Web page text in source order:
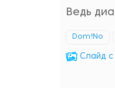
Ведь
Dom!No
Cлайд